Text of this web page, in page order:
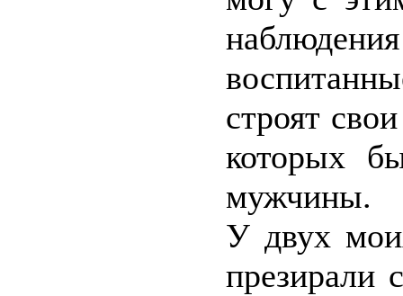
строят
которых
мужчины.
У двух
презирали